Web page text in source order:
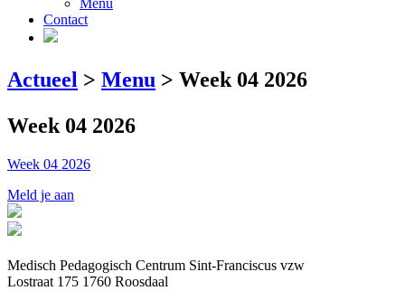
Menu
Contact
Actueel > Menu > Week 04 2026
Week 04 2026
Week 04 2026
Meld je aan
Medisch Pedagogisch Centrum Sint-Franciscus vzw
Lostraat 175 1760 Roosdaal